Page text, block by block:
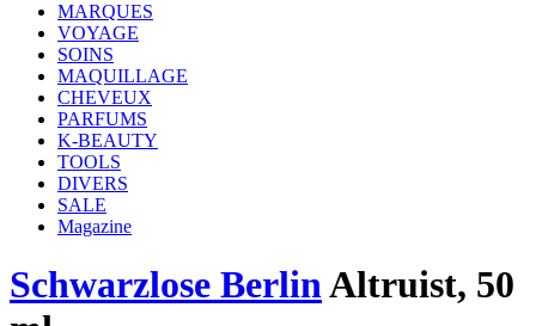
MARQUES
VOYAGE
SOINS
MAQUILLAGE
CHEVEUX
PARFUMS
K-BEAUTY
TOOLS
DIVERS
SALE
Magazine
Schwarzlose BerlinAltruist, 50